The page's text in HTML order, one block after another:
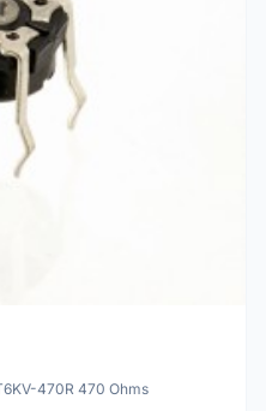
470R 470 Ohms